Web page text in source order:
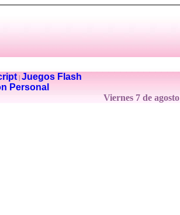
| Juegos Flash
Personal
Viernes 7 de agosto